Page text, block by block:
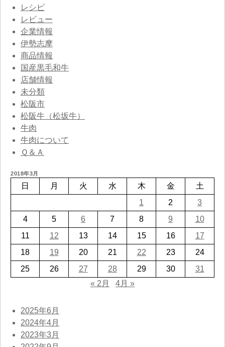
レシピ
レビュー
企業情報
伊勢志摩
商品情報
国産黒毛和牛
店舗情報
未分類
松阪市
松阪牛（松坂牛）
牛肉
牛肉について
Ｑ＆Ａ
2018年3月
日 月 火 水 木 金
土
1
2
3
4
5 6 7 8 9
10
11
12 13 14 15 16
17
18
19 20 21 22 23
24
25
26 27 28 29 30
31
« 2月
4月 »
2025年6月
2024年4月
2023年3月